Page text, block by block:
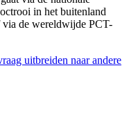
in het buitenland
via de wereldwijde PCT-
uitbreiden naar andere